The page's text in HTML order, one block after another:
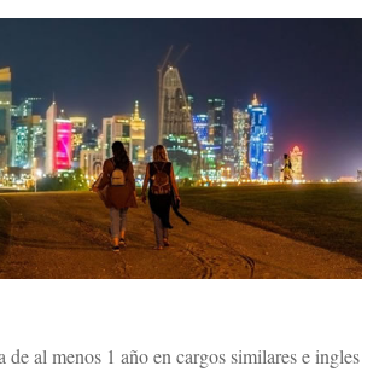
de al menos 1 año en cargos similares e ingles